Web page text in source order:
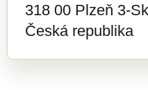
318 00 Plzeň 3-
Česká republika